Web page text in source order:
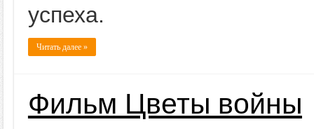
успеха.
Читать далее »
Фильм Цветы войны